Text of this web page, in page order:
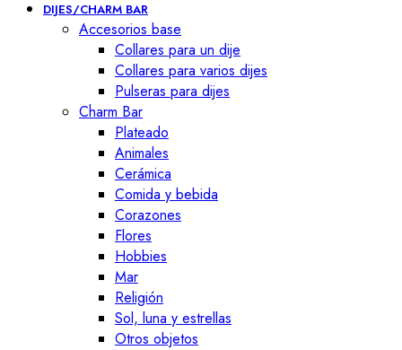
DIJES/CHARM BAR
Accesorios base
Collares para un dije
Collares para varios dijes
Pulseras para dijes
Charm Bar
Plateado
Animales
Cerámica
Comida y bebida
Corazones
Flores
Hobbies
Mar
Religión
Sol, luna y estrellas
Otros objetos